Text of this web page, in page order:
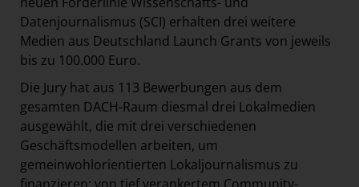
Datenjournalismus (SCI) erhalten drei weitere
Medien aus Deutschland Launch Grants von jeweils
bis zu 100.000 Euro.
Die Jury hat aus 113 Bewerbungen aus dem
gesamten DACH-Raum diesmal drei Lokalmedien
ausgewählt, die mit drei verschiedenen
Geschäftsmodellen arbeiten, um
gemeinwohlorientierten Lokaljournalismus zu